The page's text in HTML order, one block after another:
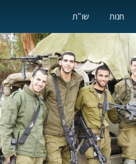
חנות שו"ת